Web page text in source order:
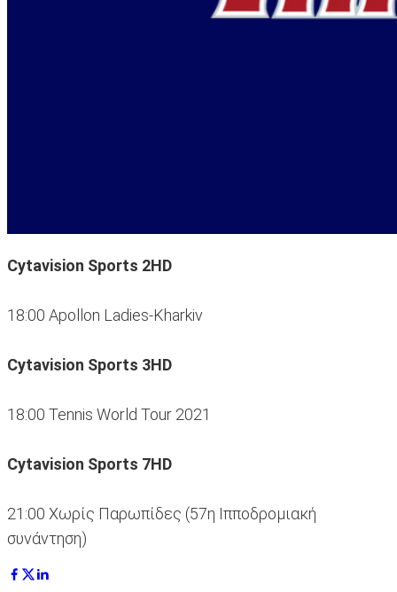
Cytavision Sports 2HD
18:00 Apollon Ladies-Kharkiv
Cytavision Sports 3HD
18:00 Tennis World Tour 2021
Cytavision Sports 7HD
21:00 Χωρίς Παρωπίδες (57η Ιπποδρομιακή
συνάντηση)